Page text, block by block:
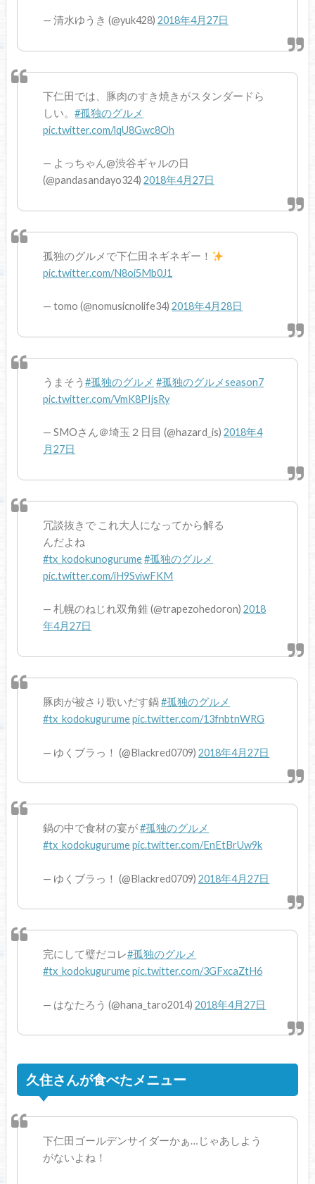
— 清水ゆうき (@yuk428)2018年4月27日
下仁田では、豚肉のすき焼きがスタンダードら
しい。#孤独のグルメ
pic.twitter.com/lqU8Gwc8Oh
— よっちゃん@渋谷ギャルの日
(@pandasandayo324)2018年4月27日
孤独のグルメで下仁田ネギネギー！
pic.twitter.com/N8oi5Mb0J1
— tomo (@nomusicnolife34)2018年4月28日
うまそう#孤独のグルメ #孤独のグルメseason7
pic.twitter.com/VmK8PIjsRy
— SMOさん＠埼玉２日目 (@hazard_is)2018年4
月27日
冗談抜きで これ大人になってから解る
んだよね
#tx_kodokunogurume#孤独のグルメ
pic.twitter.com/iH9SviwFKM
— 札幌のねじれ双角錐 (@trapezohedoron)2018
年4月27日
豚肉が被さり歌いだす鍋#孤独のグルメ
#tx_kodokugurumepic.twitter.com/13fnbtnWRG
— ゆくブラっ！ (@Blackred0709)2018年4月27日
鍋の中で食材の宴が#孤独のグルメ
#tx_kodokugurumepic.twitter.com/EnEtBrUw9k
— ゆくブラっ！ (@Blackred0709)2018年4月27日
完にして璧だコレ#孤独のグルメ
#tx_kodokugurumepic.twitter.com/3GFxcaZtH6
— はなたろう (@hana_taro2014)2018年4月27日
久住さんが食べたメニュー
下仁田ゴールデンサイダーかぁ…じゃあしよう
がないよね！